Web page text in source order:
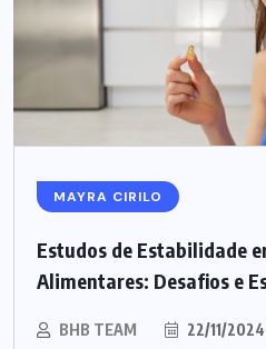
MAYRA CIRILO
Estudos de Estabilidade
Alimentares: Desafios e
BHB TEAM 22/11/2024